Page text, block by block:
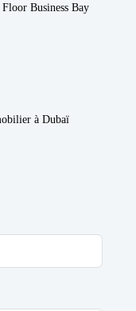
Business Bay
à Dubaï